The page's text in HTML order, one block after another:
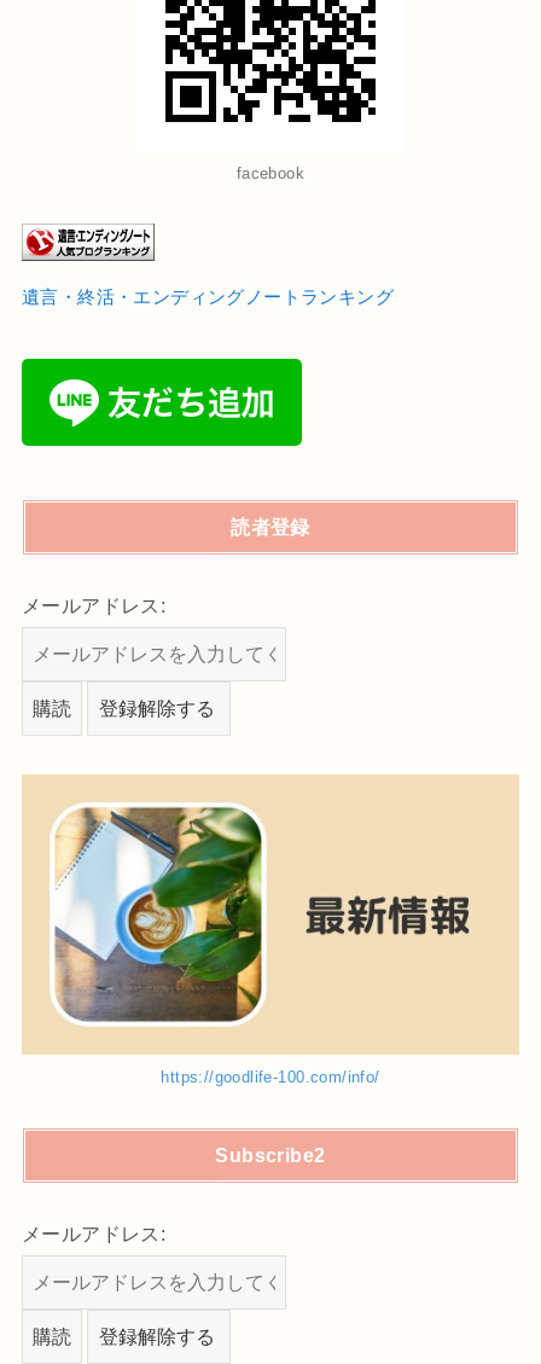
facebook
遺言・終活・エンディングノートランキング
読者登録
メールアドレス:
https://goodlife-100.com/info/
Subscribe2
メールアドレス: